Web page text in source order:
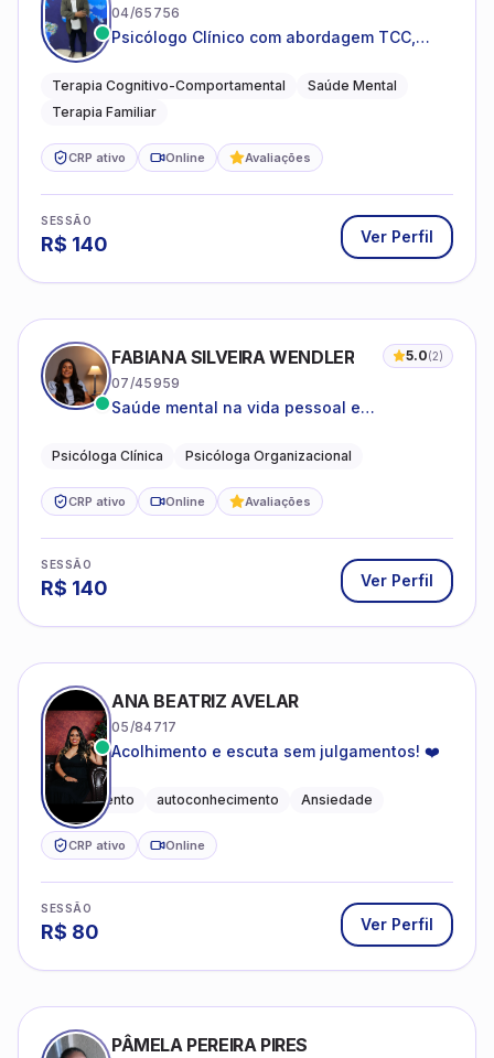
04/65756
Psicólogo Clínico com abordagem TCC,
sistêmica
Terapia Cognitivo-Comportamental
Saúde Mental
Terapia Familiar
CRP ativo Online Avaliações
SESSÃO
R$ 140 Ver Perfil
FABIANA SILVEIRA WENDLER 5.0(2)
07/45959
Saúde mental na vida pessoal e
Psicóloga Clínica Psicóloga Organizacional
CRP ativo Online Avaliações
SESSÃO
R$ 140 Ver Perfil
ANA BEATRIZ AVELAR
05/84717
Acolhimento e escuta sem julgamentos! ❤️
Acolhimento autoconhecimento Ansiedade
CRP ativo Online
SESSÃO
R$ 80 Ver Perfil
PÂMELA PEREIRA PIRES